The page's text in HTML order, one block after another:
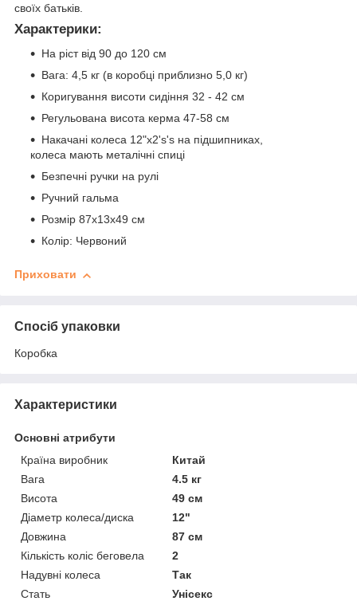
своїх батьків.
Характерики:
На ріст від 90 до 120 см
Вага: 4,5 кг (в коробці приблизно 5,0 кг)
Коригування висоти сидіння 32 - 42 см
Регульована висота керма 47-58 см
Накачані колеса 12"х2's's на підшипниках,
колеса мають металічні спиці
Безпечні ручки на рулі
Ручний гальма
Розмір 87x13x49 см
Колір: Червоний
Приховати
Спосіб упаковки
Коробка
Характеристики
Основні атрибути
Країна виробник
Китай
Вага
4.5 кг
Висота
49 см
Діаметр колеса/диска
12"
Довжина
87 см
Кількість коліс беговела
2
Надувні колеса
Так
Стать
Унісекс